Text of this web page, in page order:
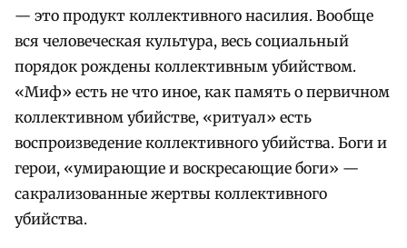
— это продукт коллективного насилия. Вообще
вся человеческая культура, весь социальный
порядок рождены коллективным убийством.
«Миф» есть не что иное, как память о первичном
коллективном убийстве, «ритуал» есть
воспроизведение коллективного убийства. Боги и
герои, «умирающие и воскресающие боги» —
сакрализованные жертвы коллективного
убийства.